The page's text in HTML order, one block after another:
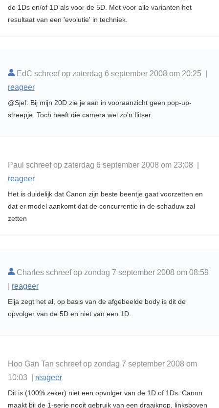
de 1Ds en/of 1D als voor de 5D. Met voor alle varianten het
resultaat van een 'evolutie' in techniek.
EdC schreef op zaterdag 6 september 2008 om 20:25 |
reageer
@Sjef: Bij mijn 20D zie je aan in vooraanzicht geen pop-up-
streepje. Toch heeft die camera wel zo'n flitser.
Paul schreef op zaterdag 6 september 2008 om 23:08 |
reageer
Het is duidelijk dat Canon zijn beste beentje gaat voorzetten en
dat er model aankomt dat de concurrentie in de schaduw zal
zetten
Charles schreef op zondag 7 september 2008 om 08:59
reageer
Elja zegt het al, op basis van de afgebeelde body is dit de
opvolger van de 5D en niet van een 1D.
Hoo Gan Tan schreef op zondag 7 september 2008 om
10:03 | reageer
Dit is (100% zeker) niet een opvolger van de 1D of 1Ds. Canon
maakt bij de 1-serie nooit gebruik van een draaiknop, linksboven